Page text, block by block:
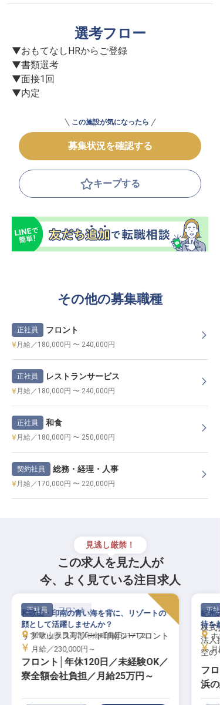
選考フロー
▼おもてなしHRからご登録
▼書類選考
▼面接1回
▼内定
この施設が気になったら
募集状況を確認する
キープする
その他の募集職種
正社員 フロント
月給／180,000円 〜 240,000円
正社員 レストランサービス
月給／180,000円 〜 240,000円
正社員 和食
月給／180,000円 〜 250,000円
契約社員 総務・経理・人事
月給／170,000円 〜 220,000円
見逃し厳禁！
この求人を見た人が
今、よく見ている注目求人
正社員 フロント
リブマックスリゾート印南シーフロント
フロント│年休120日／未経験OK／
寮全額会社負担／月給25万円～
和歌山・印南の青い海を背に、リゾートの
顔として活躍しませんか？
和歌山県日高郡印南町島田2171-2
月給／230,000円～
正社
株式
法人
空の
フ
浜
完備
紀州
待を
ホテ
月